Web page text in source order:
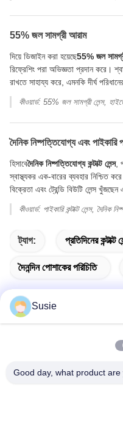
55% জল সামগ্রী আরাম
দিয়ে ডিজাইন করা হয়েছে55% জল
রিফ্রেশিং পরা অভিজ্ঞতা প্রদান করে।
রাখতে সাহায্য করে, এমনকি দীর্ঘ
কীওয়ার্ড: 55% জল সামগ্রী লেন্স,
দৈনিক নিষ্পত্তিযোগ্য এবং
হিসাবেদৈনিক নিষ্পত্তিযোগ্য কন্টাক্ট লেন্স,
স্বাস্থ্যকর এক-বারের ব্যবহার নিশ্চিত
বিক্রেতা এবং ট্রেন্ডি বিউটি লেন্স
কীওয়ার্ড: পাইকারি কন্টাক্ট লেন্স, দৈনিক
ট্যাগ: প্রতিদিনের কন্টাক্ট
দৈনন্দিন পোশাকের পরিচিতি
ঠিকানা
Susie
Good day, what product